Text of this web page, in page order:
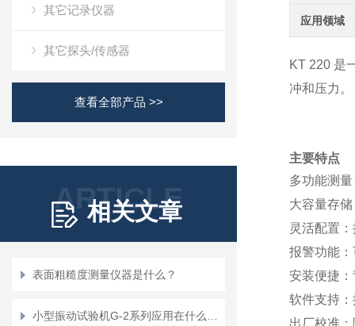
其它记录仪器
其它探头/传感器
查看全部产品 >>
ARTICLE
相关文章
表面粗糙度测量仪器是什么？
应用领域
KT 220 是
冲和压力。
主要特点
多功能测量
大容量存储
灵活配置
报警功能：
安装便捷
软件支持：
出厂校准：